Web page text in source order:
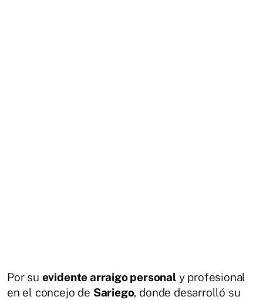
Por su evidente arraigo personaly profesional
en el concejo de Sariego, donde desarrolló su